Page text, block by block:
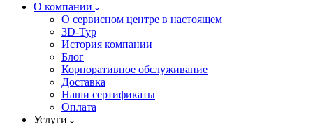
О компании
О сервисном центре в настоящем
3D-Тур
История компании
Блог
Корпоративное обслуживание
Доставка
Наши сертификаты
Оплата
Услуги